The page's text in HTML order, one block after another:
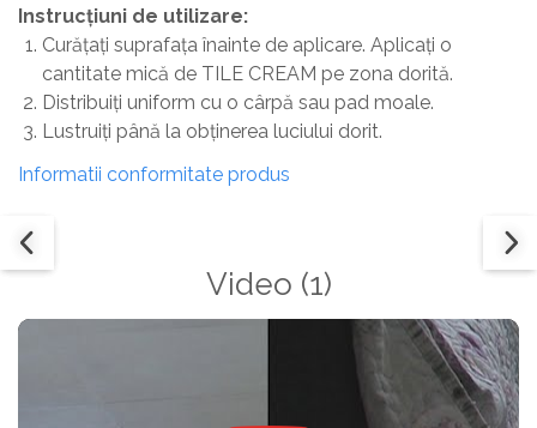
Instrucțiuni de utilizare:
Curățați suprafața înainte de aplicare. Aplicați o
cantitate mică de TILE CREAM pe zona dorită.
Distribuiți uniform cu o cârpă sau pad moale.
Lustruiți până la obținerea luciului dorit.
Informatii conformitate produs
Video (1)